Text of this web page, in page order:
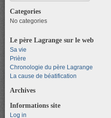
Categories
No categories
Le père Lagrange sur le web
Sa vie
Prière
Chronologie du père Lagrange
La cause de béatification
Archives
Informations site
Log in